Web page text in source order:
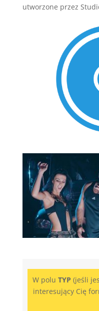
utworzone przez
W poluTYP (jeśli
interesujący Cię